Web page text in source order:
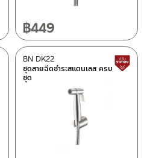
฿449
ชุดสายฉีดชำระสแตนเลส ครบ
ชุด
BN DK22